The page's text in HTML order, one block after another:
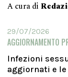
A cura di
29/07/2026
AGGIORNAMENTO
Infezioni
aggiornati e